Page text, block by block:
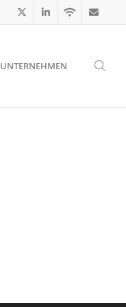
UNTERNEHMEN